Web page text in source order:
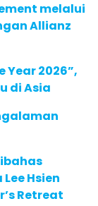
melalui
Allianz
Year 2026”,
di Asia
Hsien
Retreat